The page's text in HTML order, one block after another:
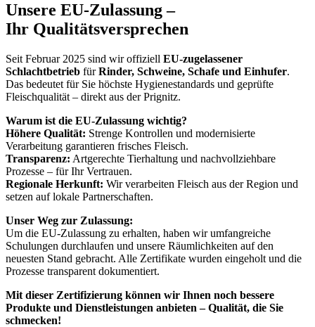
Unsere EU-Zulassung –
Ihr Qualitätsversprechen
Seit Februar 2025 sind wir offiziell EU-zugelassener
Schlachtbetrieb fürRinder, Schweine, Schafe und Einhufer.
Das bedeutet für Sie höchste Hygienestandards und geprüfte
Fleischqualität – direkt aus der Prignitz.
Warum ist die EU-Zulassung wichtig?
Höhere Qualität: Strenge Kontrollen und modernisierte
Verarbeitung garantieren frisches Fleisch.
Transparenz: Artgerechte Tierhaltung und nachvollziehbare
Prozesse – für Ihr Vertrauen.
Regionale Herkunft: Wir verarbeiten Fleisch aus der Region und
setzen auf lokale Partnerschaften.
Unser Weg zur Zulassung:
Um die EU-Zulassung zu erhalten, haben wir umfangreiche
Schulungen durchlaufen und unsere Räumlichkeiten auf den
neuesten Stand gebracht. Alle Zertifikate wurden eingeholt und die
Prozesse transparent dokumentiert.
Mit dieser Zertifizierung können wir Ihnen noch bessere
Produkte und Dienstleistungen anbieten – Qualität, die Sie
schmecken!